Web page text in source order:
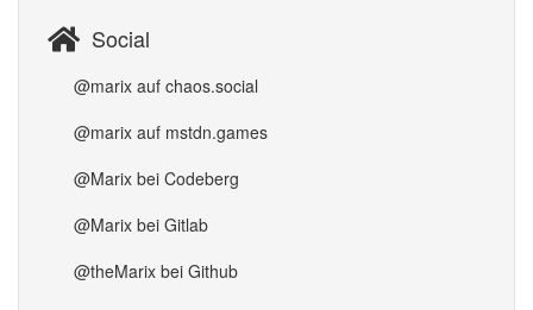
Social
@marix auf chaos.social
@marix auf mstdn.games
@Marix bei Codeberg
@Marix bei Gitlab
@theMarix bei Github